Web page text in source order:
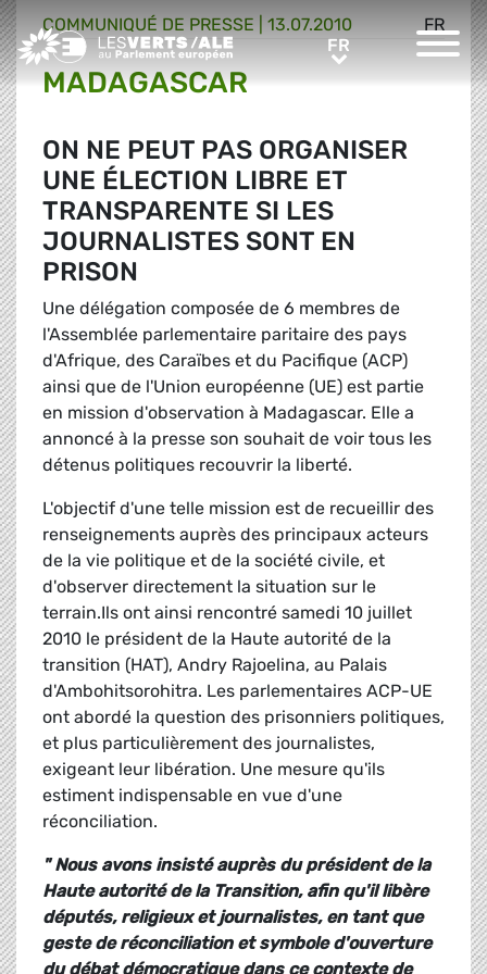
Greens/EFA Home FRFR
FR
COMMUNIQUÉ DE PRESSE 13.07.2010
MADAGASCAR
ON NE PEUT PAS ORGANISER
UNE ÉLECTION LIBRE ET
TRANSPARENTE SI LES
JOURNALISTES SONT EN
PRISON
Une délégation composée de 6 membres de
l'Assemblée parlementaire paritaire des pays
d'Afrique, des Caraïbes et du Pacifique (ACP)
ainsi que de l'Union européenne (UE) est partie
en mission d'observation à Madagascar. Elle a
annoncé à la presse son souhait de voir tous les
détenus politiques recouvrir la liberté.
L'objectif d'une telle mission est de recueillir des
renseignements auprès des principaux acteurs
de la vie politique et de la société civile, et
d'observer directement la situation sur le
terrain.Ils ont ainsi rencontré samedi 10 juillet
2010 le président de la Haute autorité de la
transition (HAT), Andry Rajoelina, au Palais
d'Ambohitsorohitra. Les parlementaires ACP-UE
ont abordé la question des prisonniers politiques,
et plus particulièrement des journalistes,
exigeant leur libération. Une mesure qu'ils
estiment indispensable en vue d'une
réconciliation.
" Nous avons insisté auprès du président de la
Haute autorité de la Transition, afin qu'il libère
députés, religieux et journalistes, en tant que
geste de réconciliation et symbole d'ouverture
du débat démocratique dans ce contexte de